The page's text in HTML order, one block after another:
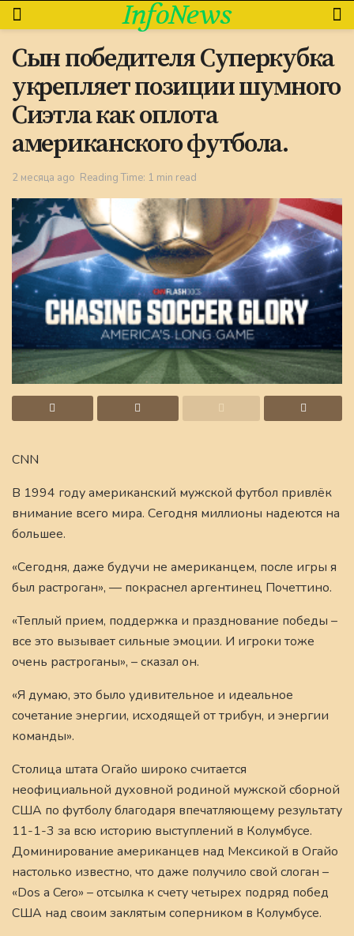
InfoNews
Сын победителя Суперкубка
укрепляет позиции шумного
Сиэтла как оплота
американского футбола.
2 месяца ago Reading Time: 1 min read
CNN
В 1994 году американский мужской футбол привлёк
внимание всего мира. Сегодня миллионы надеются на
большее.
«Сегодня, даже будучи не американцем, после игры я
был растроган», — покраснел аргентинец Почеттино.
«Теплый прием, поддержка и празднование победы –
все это вызывает сильные эмоции. И игроки тоже
очень растроганы», – сказал он.
«Я думаю, это было удивительное и идеальное
сочетание энергии, исходящей от трибун, и энергии
команды».
Столица штата Огайо широко считается
неофициальной духовной родиной мужской сборной
США по футболу благодаря впечатляющему результату
11-1-3 за всю историю выступлений в Колумбусе.
Доминирование американцев над Мексикой в Огайо
настолько известно, что даже получило свой слоган –
«Dos a Cero» – отсылка к счету четырех подряд побед
США над своим заклятым соперником в Колумбусе.